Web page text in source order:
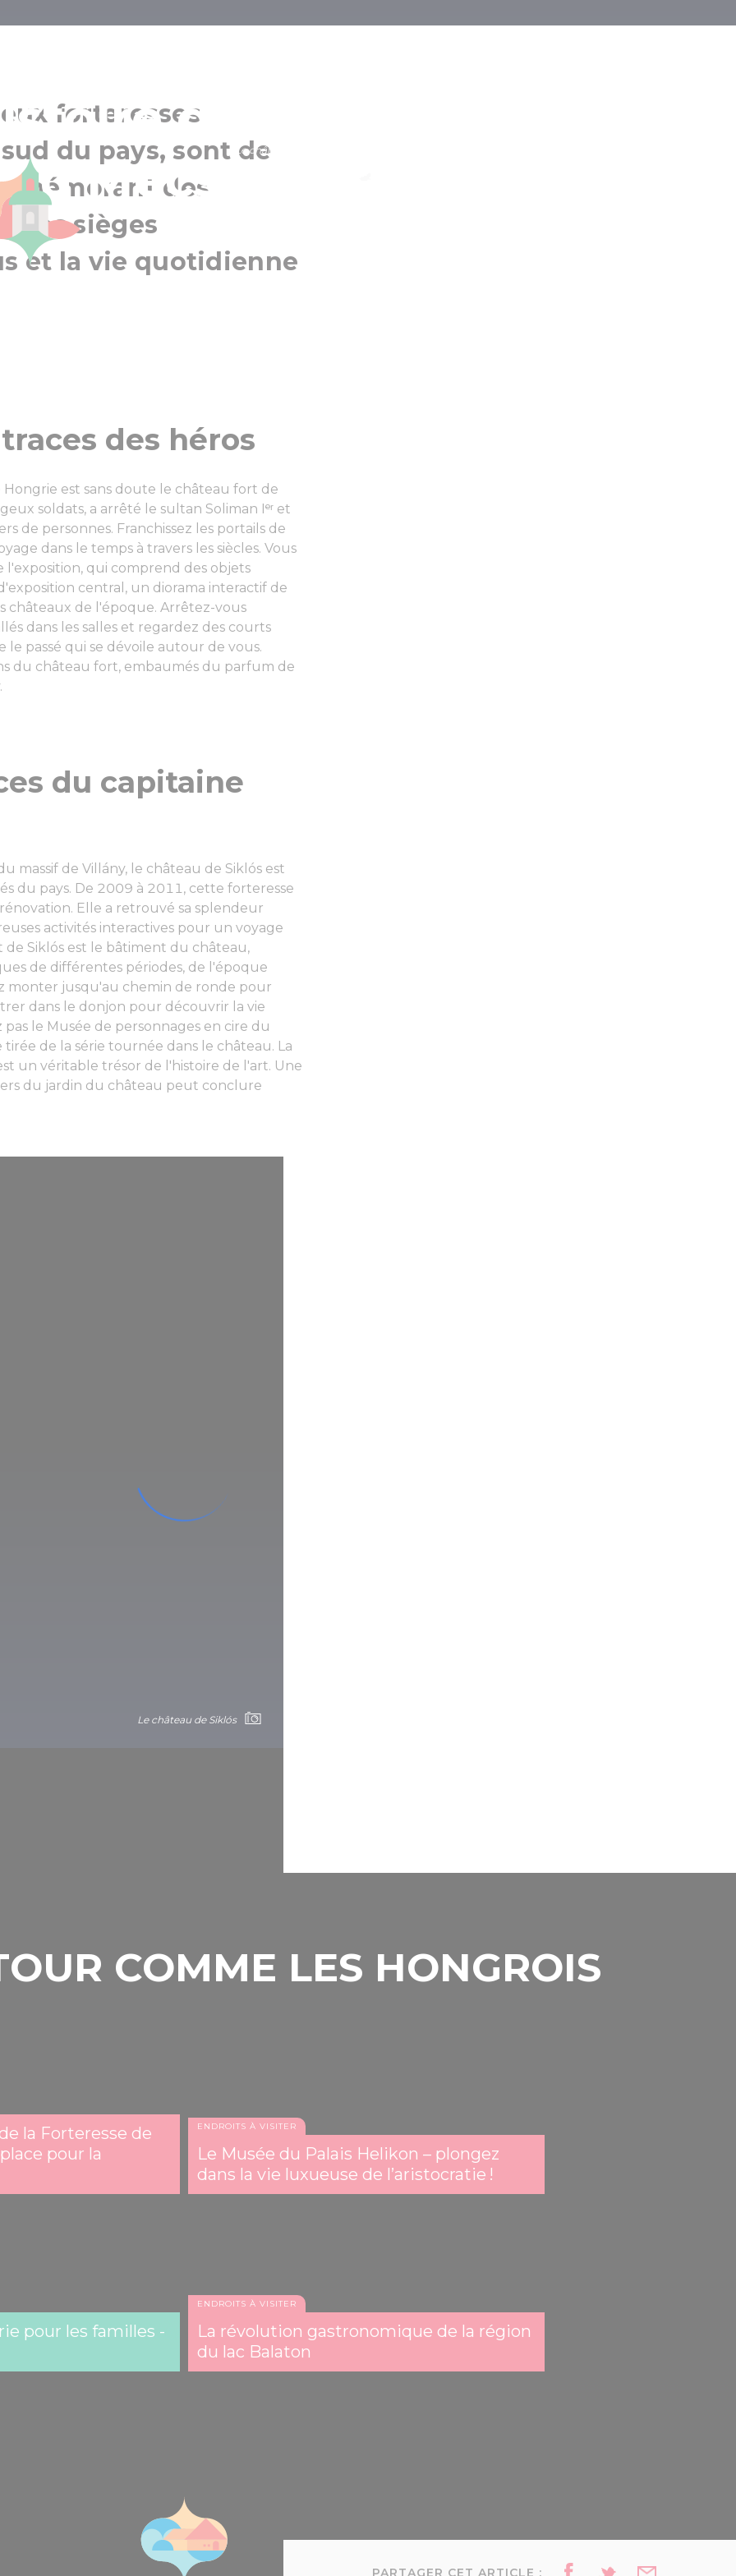
dans les
MecsekLe château de Siklós
forteresses
du pays, sont de
des
des sièges
et la vie quotidienne
des héros
est sans doute le château fort de
soldats, a arrêté le sultan Soliman Iᵉʳ et
de personnes. Franchissez les portails de
dans le temps à travers les siècles. Vous
qui comprend des objets
central, un diorama interactif de
châteaux de l'époque. Arrêtez-vous
dans les salles et regardez des courts
passé qui se dévoile autour de vous.
du château fort, embaumés du parfum de
du capitaine
massif de Villány, le château de Siklós est
du pays. De 2009 à 2011, cette forteresse
Elle a retrouvé sa splendeur
activités interactives pour un voyage
Siklós est le bâtiment du château,
de différentes périodes, de l'époque
monter jusqu'au chemin de ronde pour
dans le donjon pour découvrir la vie
le Musée de personnages en cire du
de la série tournée dans le château. La
un véritable trésor de l'histoire de l'art. Une
du jardin du château peut conclure
Le château de Siklós
Le château de Siklós
COMME LES HONGROIS
la Forteresse de
pour la
ENDROITS À VISITER
Le Musée du Palais Helikon – plongez
dans la vie luxueuse de l’aristocratie !
pour les familles -
ENDROITS À VISITER
La révolution gastronomique de la région
du lac Balaton
PARTAGER CET ARTICLE :